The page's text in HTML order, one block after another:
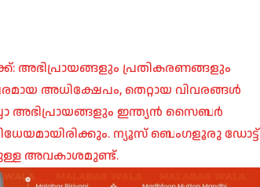
അഭിപ്രായങ്ങളും പ്രതികരണങ്ങളും
അധിക്ഷേപം, തെറ്റായ വിവരങ്ങൾ
അഭിപ്രായങ്ങളും ഇന്ത്യൻ സൈബർ
ന്യൂസ് ബെംഗളൂരു ഡോട്ട്
അവകാശമുണ്ട്.